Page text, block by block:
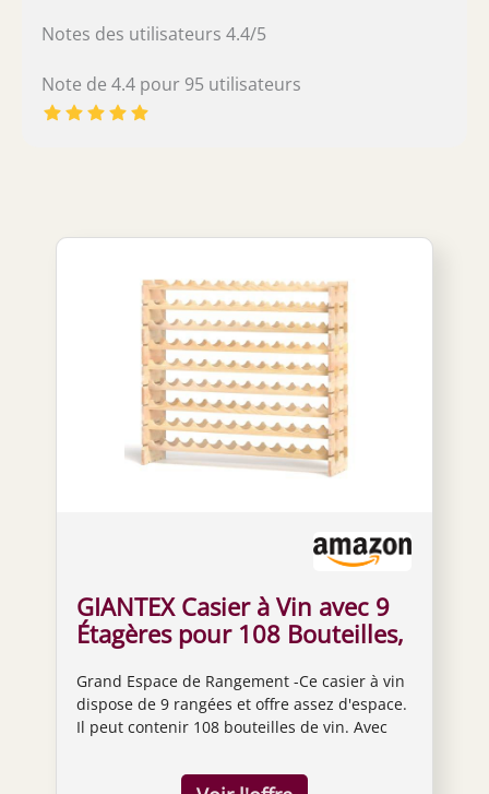
Notes des utilisateurs 4.4/5
Note de 4.4 pour 95 utilisateurs
GIANTEX Casier à Vin avec 9
Étagères pour 108 Bouteilles,
Sapin, Désign Séparable et
Empliable, Étagère Vin pour
Maison, Bar, Restaurant, 119
x 29 x 108 cm
Grand Espace de Rangement -Ce casier à vin
dispose de 9 rangées et offre assez d'espace.
Il peut contenir 108 bouteilles de vin. Avec
bouteilles de vin plus proprement. Excellents